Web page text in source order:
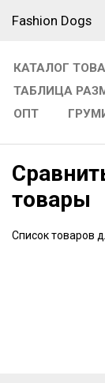
Fashion Dogs
КАТАЛОГ
ТАБЛИЦА
ОПТ
товары
Список товаров